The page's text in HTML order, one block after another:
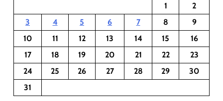
1
2
3
4 5 6 7 8
9
10
11 12 13 14 15
16
17
18 19 20 21 22
23
24
25 26 27 28 29
30
31